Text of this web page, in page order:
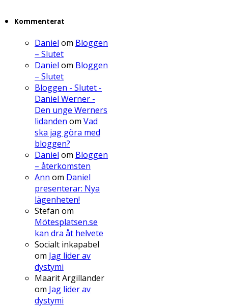
Kommenterat
Daniel om Bloggen
– Slutet
Daniel om Bloggen
– Slutet
Bloggen - Slutet -
Daniel Werner -
Den unge Werners
lidanden om Vad
ska jag göra med
bloggen?
Daniel om Bloggen
– återkomsten
Ann om Daniel
presenterar: Nya
lägenheten!
Stefan om
Mötesplatsen.se
kan dra åt helvete
Socialt inkapabel
om Jag lider av
dystymi
Maarit Argillander
om Jag lider av
dystymi